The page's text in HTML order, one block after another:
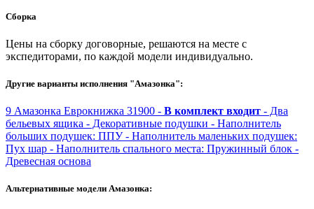
Сборка
Цены на сборку договорные, решаются на месте с
экспедиторами, по каждой модели индивидуально.
Другие варианты исполнения "Амазонка":
9 Амазонка Еврокнижка 31900 - В комплект входит - Два
бельевых ящика - Декоративные подушки - Наполнитель
больших подушек: ППУ - Наполнитель маленьких подушек:
Пух шар - Наполнитель спального места: Пружинный блок -
Древесная основа
Альтернативные модели Амазонка: